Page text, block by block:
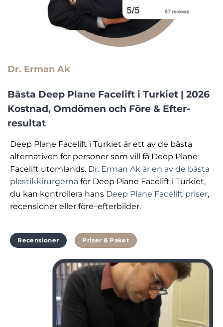
Dr. Erman Ak
Bästa Deep Plane Facelift i Turkiet | 2026
Kostnad, Omdömen och Före & Efter-
resultat
Deep Plane Facelift i Turkiet är ett av de bästa
alternativen för personer som vill få Deep Plane
Facelift utomlands. Dr. Erman Ak är en av de bästa
plastikkirurgerna för Deep Plane Facelift i Turkiet,
du kan kontrollera hans Deep Plane Facelift priser,
recensioner eller före–efterbilder.
Recensioner Priser & Paket